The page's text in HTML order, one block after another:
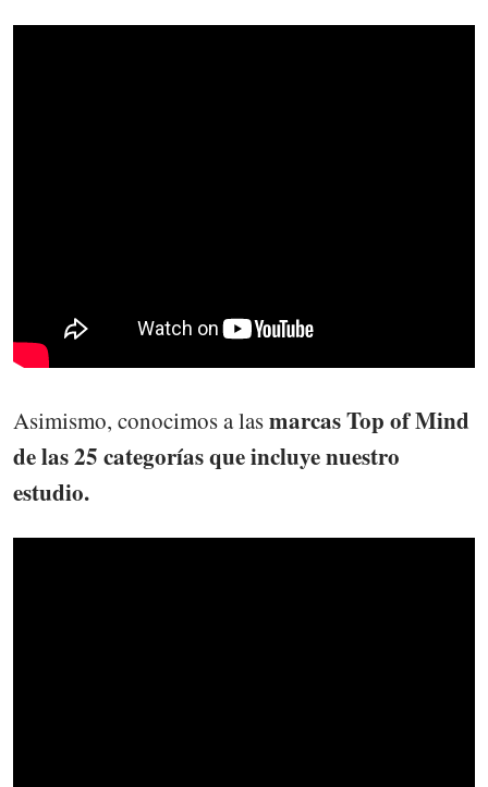
Asimismo, conocimos a lasmarcas Top of Mind
de las 25 categorías que incluye nuestro
estudio.